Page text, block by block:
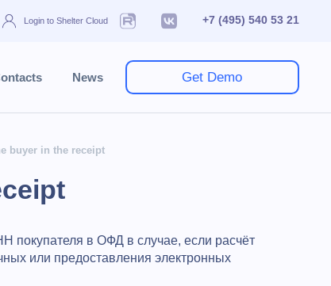
Login to Shelter Cloud +7 (495) 540 53 21
News Get Demo
buyer in the receipt
покупателя в ОФД в случае, если расчёт
или предоставления электронных